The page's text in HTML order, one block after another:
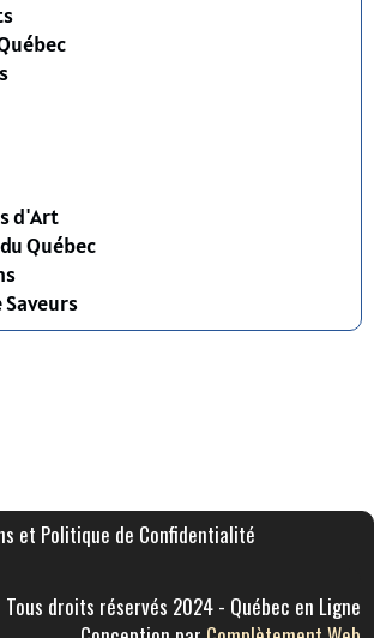
d'Art
Québec
et Politique de Confidentialité
droits réservés 2024 - Québec en Ligne